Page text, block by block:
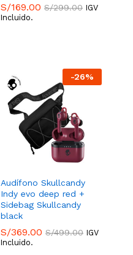
S/169.00 S/299.00 IGV
Incluido.
-26%
Audífono Skullcandy
Indy evo deep red +
Sidebag Skullcandy
black
S/369.00 S/499.00 IGV
Incluido.